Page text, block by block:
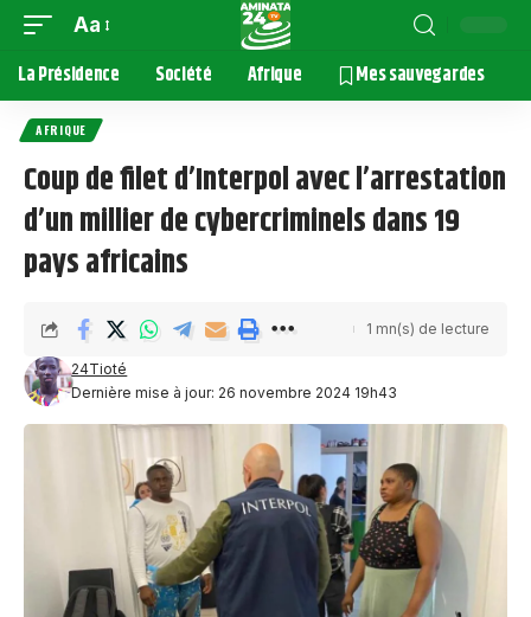
Aa
La Présidence Société Afrique Mes sauvegardes
AFRIQUE
Coup de filet d’Interpol avec l’arrestation
d’un millier de cybercriminels dans 19
pays africains
Dernière mise à jour: 26 novembre 2024 19h43
24Tioté
1 mn(s) de lecture